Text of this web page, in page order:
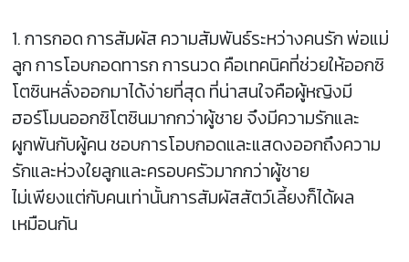
1. การกอด การสัมผัส ความสัมพันธ์ระหว่างคนรัก พ่อแม่
ลูก การโอบกอดทารก การนวด คือเทคนิคที่ช่วยให้ออกซิ
โตซินหลั่งออกมาได้ง่ายที่สุด ที่น่าสนใจคือผู้หญิงมี
ฮอร์โมนออกซิโตซินมากกว่าผู้ชาย จึงมีความรักและ
ผูกพันกับผู้คน ชอบการโอบกอดและแสดงออกถึงความ
รักและห่วงใยลูกและครอบครัวมากกว่าผู้ชาย
ไม่เพียงแต่กับคนเท่านั้นการสัมผัสสัตว์เลี้ยงก็ได้ผล
เหมือนกัน